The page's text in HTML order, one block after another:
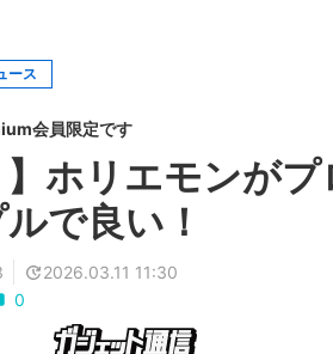
ース
会員限定です
】ホリエモンが
で良い！
2026.03.11 11:30
0